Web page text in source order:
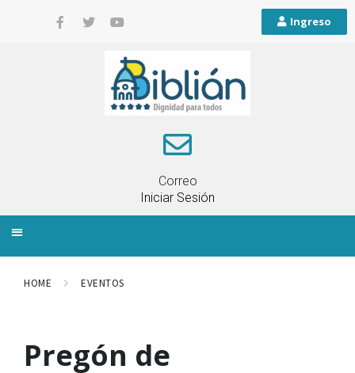
Ingreso
Correo
Iniciar Sesión
HOME EVENTOS
Pregón de